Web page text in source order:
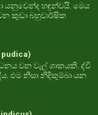
යනුවෙන්ද හඳුන්වයි. මෙය
කුඩා බහුවාර්ෂික
වන වැල් ශාකයකි. ද්වී
එම නිසා නිදිකුම්බා යන